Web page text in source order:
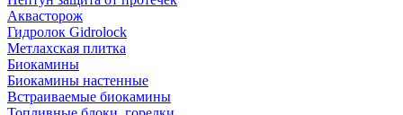
Аквасторож
Гидролок Gidrolock
Метлахская плитка
Биокамины
Биокамины настенные
Встраиваемые биокамины